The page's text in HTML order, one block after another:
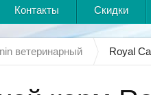
Контакты Скидки
ветеринарный Royal